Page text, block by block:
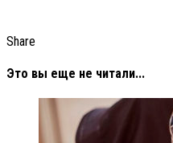
Share
Это вы еще не читали...